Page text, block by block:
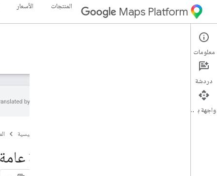
Maps Platform المنتجات الأسعار
Web
الأدلة
الصفحة الرئيسية
نظرة
معلومات
دردشة
واجهة برمجة التطبيقات